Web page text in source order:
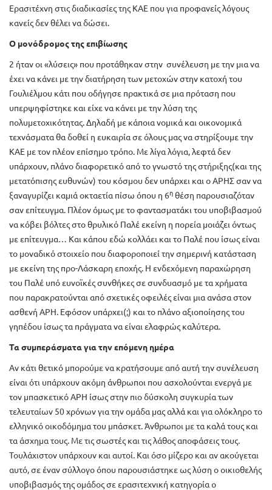
Ερασιτέχνη στις διαδικασίες της ΚΑΕ που για προφανείς λόγους
κανείς δεν θέλει να δώσει.
Ο μονόδρομος της επιβίωσης
2 ήταν οι «λύσεις» που προτάθηκαν στην συνέλευση με την μια να
έχει να κάνει με την διατήρηση των μετοχών στην κατοχή του
Γουλιέλμου κάτι που οδήγησε πρακτικά σε μια πρόταση που
υπερψηφίστηκε και είχε να κάνει με την λύση της
πολυμετοχικότητας. Δηλαδή με κάποια νομικά και οικονομικά
τεχνάσματα θα δοθεί η ευκαιρία σε όλους μας να στηρίξουμε την
ΚΑΕ με τον πλέον επίσημο τρόπο. Με λίγα λόγια, λεφτά δεν
υπάρχουν, πλάνο διαφορετικό από το γνωστό της στήριξης(και της
μετατόπισης ευθυνών) του κόσμου δεν υπάρχει και ο ΑΡΗΣ σαν να
ξαναγυρίζει καμιά οκταετία πίσω όπου η 6ηθέση παρουσιαζόταν
σαν επίτευγμα. Πλέον όμως με το φαντασματάκι του υποβιβασμού
να κόβει βόλτες στο θρυλικό Παλέ εκείνη η πορεία μοιάζει όντως
με επίτευγμα… Και κάπου εδώ κολλάει και το Παλέ που ίσως είναι
το μοναδικό στοιχείο που διαφοροποιεί την σημερινή κατάσταση
με εκείνη της προ-Λάσκαρη εποχής. Η ενδεχόμενη παραχώρηση
του Παλέ υπό ευνοϊκές συνθήκες σε συνδυασμό με τα χρήματα
που παρακρατούνται από σχετικές οφειλές είναι μια ανάσα στον
ασθενή ΑΡΗ. Εφόσον υπάρχει(;) και το πλάνο αξιοποίησης του
γηπέδου ίσως τα πράγματα να είναι ελαφρώς καλύτερα.
Τα συμπεράσματα για την επόμενη ημέρα
Αν κάτι θετικό μπορούμε να κρατήσουμε από αυτή την συνέλευση
είναι ότι υπάρχουν ακόμη άνθρωποι που ασχολούνται ενεργά με
τον μπασκετικό ΑΡΗ ίσως στην πιο δύσκολη συγκυρία των
τελευταίων 50 χρόνων για την ομάδα μας αλλά και για ολόκληρο το
ελληνικό οικοδόμημα του μπάσκετ. Άνθρωποι με τα καλά τους και
τα άσχημα τους. Με τις σωστές και τις λάθος αποφάσεις τους.
Τουλάχιστον υπάρχουν και αυτοί. Και όσο μίζερο και αν ακούγεται
αυτό, σε έναν σύλλογο όπου παρουσιάστηκε ως λύση ο οικιοθελής
υποβιβασμός της ομάδος σε ερασιτεχνική κατηγορία ο